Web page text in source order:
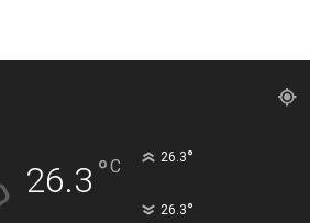
26.3 °C 26.3°
26.3°